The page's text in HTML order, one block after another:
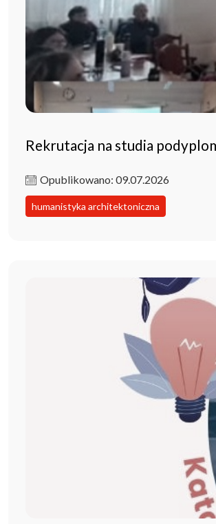
Rekrutacja na studia
Opublikowano: 09.07.2026
humanistyka architektoniczna